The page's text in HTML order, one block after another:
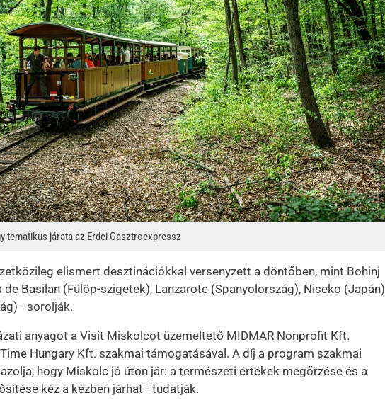
tematikus járata az Erdei Gasztroexpressz
elismert desztinációkkal versenyzett a döntőben, mint Bohinj
de Basilan (Fülöp-szigetek), Lanzarote (Spanyolország), Niseko (Japán)
- sorolják.
anyagot a Visit Miskolcot üzemeltető MIDMAR Nonprofit Kft.
Hungary Kft. szakmai támogatásával. A díj a program szakmai
hogy Miskolc jó úton jár: a természeti értékek megőrzése és a
kéz a kézben járhat - tudatják.